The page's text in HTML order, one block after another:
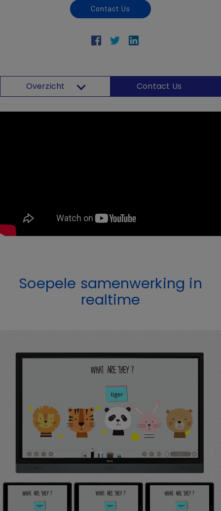
Contact Us
Overzicht Contact Us
Soepele samenwerking in
realtime